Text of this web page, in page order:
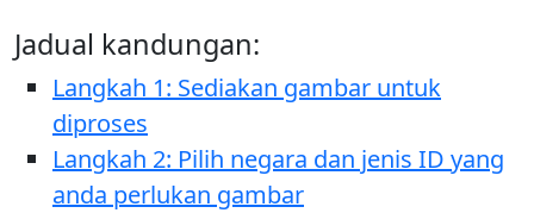
Jadual kandungan:
Langkah 1: Sediakan gambar untuk
diproses
Langkah 2: Pilih negara dan jenis ID yang
anda perlukan gambar